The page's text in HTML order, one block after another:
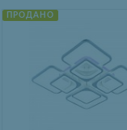
ПРОДАНО